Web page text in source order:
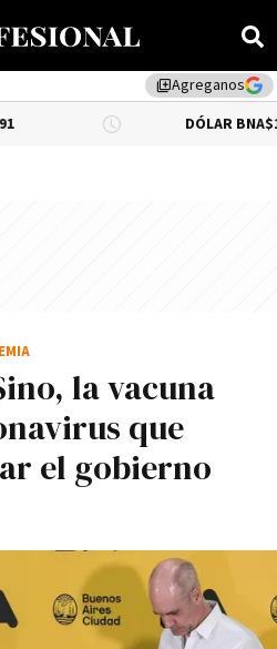
library_addAgreganos
DÓLAR BNA $1,520.00
la vacuna
que
el gobierno